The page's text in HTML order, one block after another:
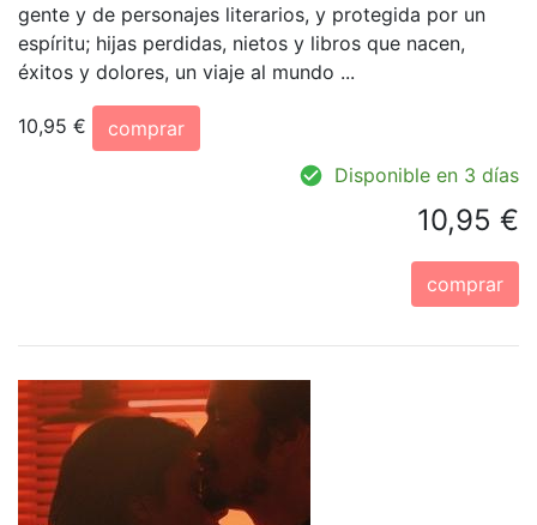
gente y de personajes literarios, y protegida por un
espíritu; hijas perdidas, nietos y libros que nacen,
éxitos y dolores, un viaje al mundo ...
10,95 €
comprar
Disponible en 3 días
10,95 €
comprar